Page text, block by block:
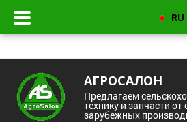
АГРОСАЛОН
Предлагаем
технику и запчасти от
зарубежных
RU